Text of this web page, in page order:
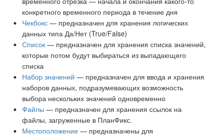
конкретного временного периода в течение дня
Чекбокс — предназначен для хранения логических
данных типа Да/Нет (True/False)
Список — предназначен для хранения списка значений,
которые потом будут выбираться из выпадающего
списка
Набор значений — предназначен для ввода и хранения
наборов данных, подразумевающих возможность
выбора нескольких значений одновременно
Файлы — предназначен для хранения ссылок на
файлы, загруженные в ПланФикс.
Местоположение — предназначены для